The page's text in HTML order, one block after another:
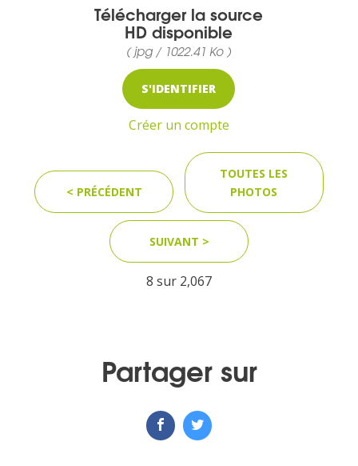
Télécharger la source
HD disponible
( jpg / 1022.41 Ko )
S'IDENTIFIER
Créer un compte
< PRÉCÉDENT
TOUTES LES
PHOTOS
SUIVANT >
8 sur 2,067
Partager sur